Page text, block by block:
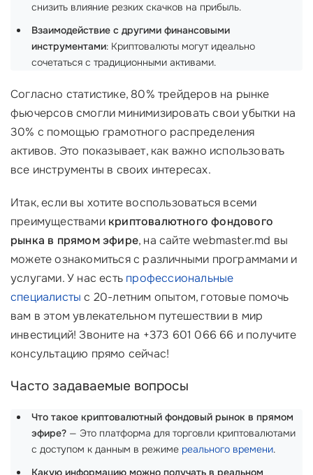
снизить влияние резких скачков на прибыль.
Взаимодействие с другими финансовыми
инструментами: Криптовалюты могут идеально
сочетаться с традиционными активами.
Согласно статистике, 80% трейдеров на рынке
фьючерсов смогли минимизировать свои убытки на
30% с помощью грамотного распределения
активов. Это показывает, как важно использовать
все инструменты в своих интересах.
Итак, если вы хотите воспользоваться всеми
преимуществами криптовалютного фондового
рынка в прямом эфире, на сайте webmaster.md вы
можете ознакомиться с различными программами и
услугами. У нас есть профессиональные
специалисты с 20-летним опытом, готовые помочь
вам в этом увлекательном путешествии в мир
инвестиций! Звоните на +373 601 066 66 и получите
консультацию прямо сейчас!
Часто задаваемые вопросы
Что такое криптовалютный фондовый рынок в прямом
эфире? — Это платформа для торговли криптовалютами
с доступом к данным в режиме реального времени.
Какую информацию можно получать в реальном